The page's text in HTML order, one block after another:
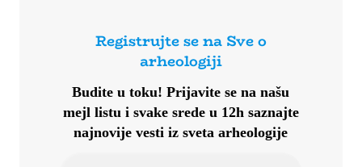
Registrujte se na Sve o
arheologiji
Budite u toku!Prijavite se na našu
mejl listu i svake srede u 12h saznajte
najnovije vesti iz sveta arheologije